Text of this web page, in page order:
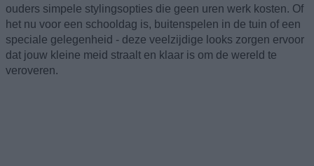
ouders simpele stylingsopties die geen uren werk kosten. Of
het nu voor een schooldag is, buitenspelen in de tuin of een
speciale gelegenheid - deze veelzijdige looks zorgen ervoor
dat jouw kleine meid straalt en klaar is om de wereld te
veroveren.